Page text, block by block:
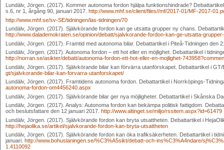
Lundälv, Jörgen. (2017). Kommer autonoma fordon hjälpa funktionshindrade?
s.6, nr 1, årgång 90, januari 2017. http://www.mhf.se/client/files//mf/2017-01/MF-2017-
http://www.mhf.se/sv-SE/tidningen/las-tidningen/70
Lundälv, Jörgen. (2017). Självkörande fordon kan ge utsatta grupper ny chans.
http://www.dalademokraten.se/opinion/debatt/sjalvkorande-fordon-kan-ge-utsatta-
Lundälv, Jörgen. (2017). Framtid med autonoma bilar. Debattartikel i Piteå-Tidningen den
Lundälv, Jörgen. (2017). Autonoma fordon – ett hot eller en möjlighet. Debattartikel i
http://norran.se/asikter/debatt/autonoma-fordon-ett-hot-eller-en-mojlighet-
Lundälv, Jörgen. (2017). Självkörande bilar kan förvärra utanförskapet. Debattartikel i
gt/sjalvkorande-bilar-kan-forvarra-utanforskapet/
Lundälv, Jörgen. (2017). Framtidens autonoma fordon. Debattartikel i Norrköpings-
autonoma-fordon-om4456240.aspx
Lundälv, Jörgen. (2017). Självkörande bilar ger nya möjligheter. Debattartikel i Skånska
Lundälv, Jörgen. (2017). Analys: Autonoma fordon kan bekämpa politisk fattigdom.
och beslutsfattare den 12 januari 2017. http://www.altinget.se/miljo/rssitem.aspx?id=61479
Lundälv, Jörgen. (2017). Självkörande fordon kan bryta utsattheten. Debattartikel i
http://hejaolika.se/artikel/sjalvkorande-fordon-kan-bryta-utsattheten
Lundälv, Jörgen. (2017). Självkörande fordon kan öka trafiksäkerheten. Debattartikel i
januari. http://www.bohuslaningen.se/%C3%A5sikt/debatt-och-ins%C3%A4ndare/
1.4110092